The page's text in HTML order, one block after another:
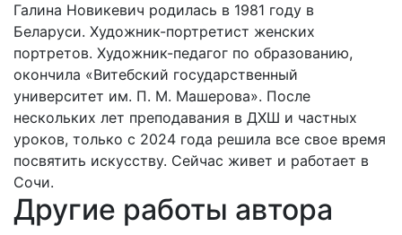
Галина Новикевич родилась в 1981 году в
Беларуси. Художник-портретист женских
портретов. Художник-педагог по образованию,
окончила «Витебский государственный
университет им. П. М. Машерова». После
нескольких лет преподавания в ДХШ и частных
уроков, только с 2024 года решила все свое время
посвятить искусству. Сейчас живет и работает в
Сочи.
Другие работы автора